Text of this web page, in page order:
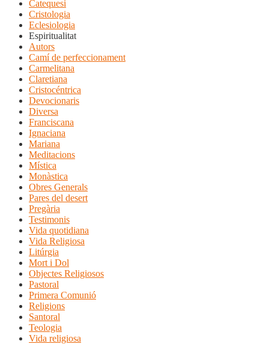
Catequesi
Cristologia
Eclesiologia
Espiritualitat
Autors
Camí de perfeccionament
Carmelitana
Claretiana
Cristocéntrica
Devocionaris
Diversa
Franciscana
Ignaciana
Mariana
Meditacions
Mística
Monàstica
Obres Generals
Pares del desert
Pregària
Testimonis
Vida quotidiana
Vida Religiosa
Litúrgia
Mort i Dol
Objectes Religiosos
Pastoral
Primera Comunió
Religions
Santoral
Teologia
Vida religiosa